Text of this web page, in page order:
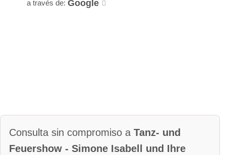
a través de: Google
Consulta sin compromiso a Tanz- und
Feuershow - Simone Isabell und Ihre